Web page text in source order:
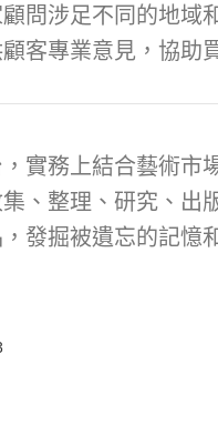
問涉足不同的地
客專業意見，協助
實務上結合藝術
、整理、研究、
發掘被遺忘的記憶